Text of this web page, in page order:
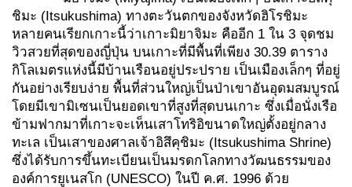
ชิมะ (Itsukushima) ทางตะวันตกของจังหวัดฮิโรชิมะ
หลายคนเรียกเกาะนี้ว่าเกาะมิยาจิมะ คืออีก 1 ใน 3 จุดชม
วิวสวยที่สุดของญี่ปุ่น บนเกาะที่มีพื้นที่เพียง 30.39 ตาราง
กิโลเมตรแห่งนี้มีบ้านเรือนอยู่ประปราย เป็นเมืองเล็กๆ ที่อยู่
กันอย่างเรียบง่าย พื้นที่ส่วนใหญ่เป็นป่าเขาอันอุดมสมบูรณ์
โดยมีเขามิเซนเป็นยอดเขาที่สูงที่สุดบนเกาะ ซึ่งเมื่อนั่งเรือ
ข้ามฟากมาที่เกาะจะเห็นเสาโทริอิขนาดใหญ่ตั้งอยู่กลาง
ทะเล เป็นเสาของศาลเจ้าอิสึคุชิมะ (Itsukushima Shrine)
ซึ่งได้รับการขึ้นทะเบียนเป็นมรดกโลกทางวัฒนธรรมของ
องค์การยูเนสโก (UNESCO) ในปี ค.ศ. 1996 ด้วย